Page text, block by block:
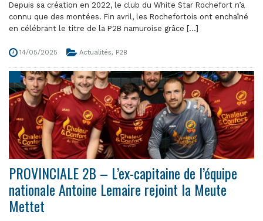
Depuis sa création en 2022, le club du White Star Rochefort n’a
connu que des montées. Fin avril, les Rochefortois ont enchaîné
en célébrant le titre de la P2B namuroise grâce [...]
14/05/2025 Actualités, P2B
PROVINCIALE 2B – L’ex-capitaine de l’équipe
nationale Antoine Lemaire rejoint la Meute
Mettet